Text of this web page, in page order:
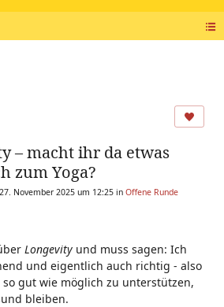
– macht ihr da etwas
zum Yoga?
November 2025 um 12:25 in Offene Runde
Longevity und muss sagen: Ich
und eigentlich auch richtig - also
gut wie möglich zu unterstützen,
bleiben.